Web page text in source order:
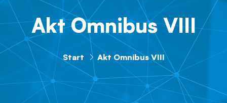
Akt Omnibus VIII
Start Akt Omnibus VIII